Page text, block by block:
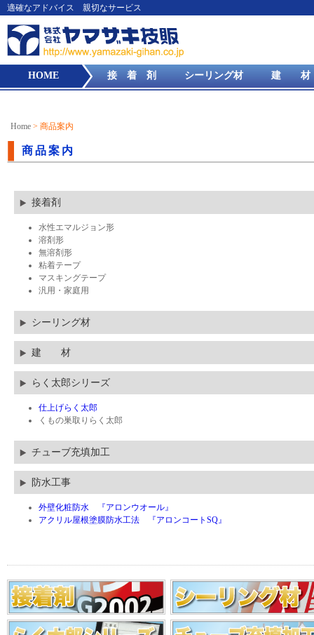
適確なアドバイス 親切なサービス
HOME 接 着 剤 シーリング材 建 材
Home > 商品案内
商品案内
接着剤
水性エマルジョン形
溶剤形
無溶剤形
粘着テープ
マスキングテープ
汎用・家庭用
シーリング材
建 材
らく太郎シリーズ
仕上げらく太郎
くもの巣取りらく太郎
チューブ充填加工
防水工事
外壁化粧防水 『アロンウオール』
アクリル屋根塗膜防水工法 『アロンコートSQ』